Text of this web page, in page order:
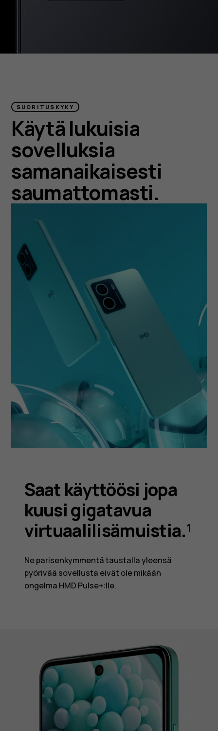
SUORITUSKYKY
Käytä lukuisia
sovelluksia
samanaikaisesti
saumattomasti.
Saat käyttöösi jopa
kuusi gigatavua
virtuaalilisämuistia.¹
Ne parisenkymmentä taustalla yleensä
pyörivää sovellusta eivät ole mikään
ongelma HMD Pulse+:lle.